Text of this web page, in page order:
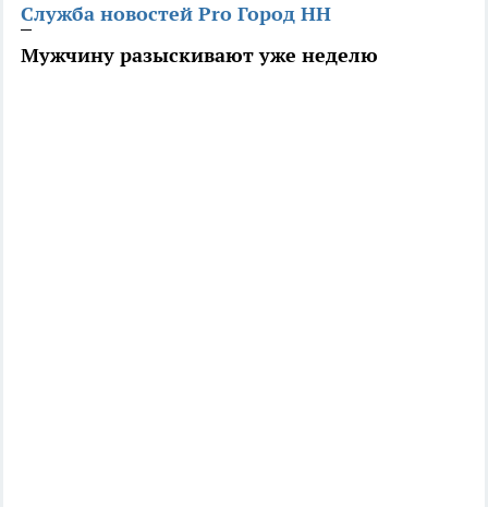
Служба новостей Pro Город НН
Мужчину разыскивают уже неделю